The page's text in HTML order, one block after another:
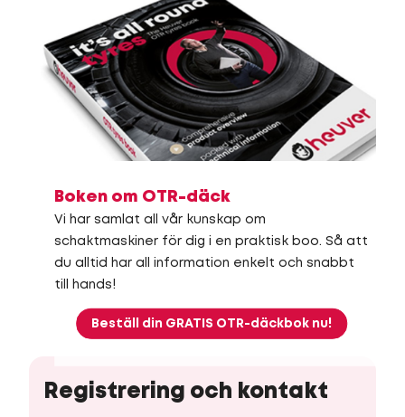
Boken om OTR-däck
Vi har samlat all vår kunskap om
schaktmaskiner för dig i en praktisk boo. Så att
du alltid har all information enkelt och snabbt
till hands!
Beställ din GRATIS OTR-däckbok nu!
Registrering och kontakt